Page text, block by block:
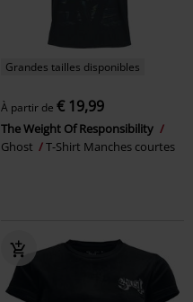
Grandes tailles disponibles
À partir de € 19,99
The Weight Of Responsibility
Ghost
T-Shirt Manches courtes